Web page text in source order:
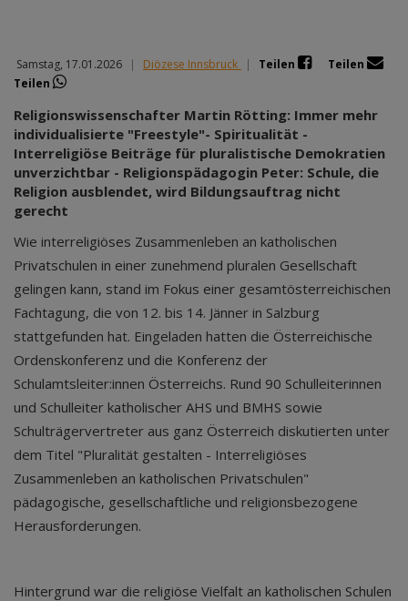
Samstag, 17.01.2026 | Diözese Innsbruck | Teilen
Teilen
Teilen
Religionswissenschafter Martin Rötting: Immer mehr
individualisierte "Freestyle"- Spiritualität -
Interreligiöse Beiträge für pluralistische Demokratien
unverzichtbar - Religionspädagogin Peter: Schule, die
Religion ausblendet, wird Bildungsauftrag nicht
gerecht
Wie interreligiöses Zusammenleben an katholischen
Privatschulen in einer zunehmend pluralen Gesellschaft
gelingen kann, stand im Fokus einer gesamtösterreichischen
Fachtagung, die von 12. bis 14. Jänner in Salzburg
stattgefunden hat. Eingeladen hatten die Österreichische
Ordenskonferenz und die Konferenz der
Schulamtsleiter:innen Österreichs. Rund 90 Schulleiterinnen
und Schulleiter katholischer AHS und BMHS sowie
Schulträgervertreter aus ganz Österreich diskutierten unter
dem Titel "Pluralität gestalten - Interreligiöses
Zusammenleben an katholischen Privatschulen"
pädagogische, gesellschaftliche und religionsbezogene
Herausforderungen.
Hintergrund war die religiöse Vielfalt an katholischen Schulen